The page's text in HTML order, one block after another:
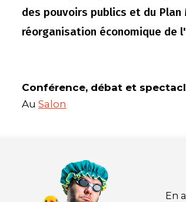
des pouvoirs publics et du
réorganisation économique de
Conférence, débat et
Au Salon
En